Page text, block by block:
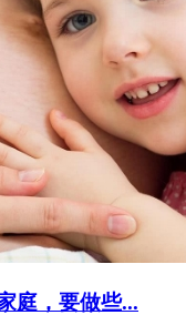
庭，要做些...